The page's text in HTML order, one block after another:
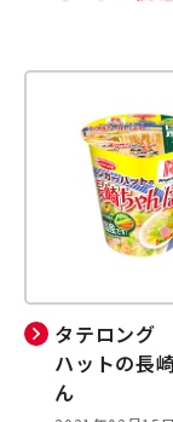
タテロング
ハットの長
ん